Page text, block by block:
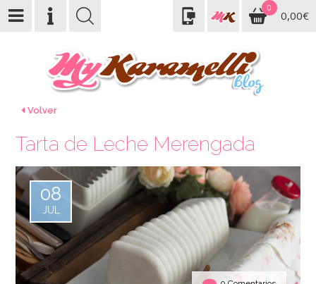
0
0,00€
Volver
Tarta de Leche Merengada
08
JUL